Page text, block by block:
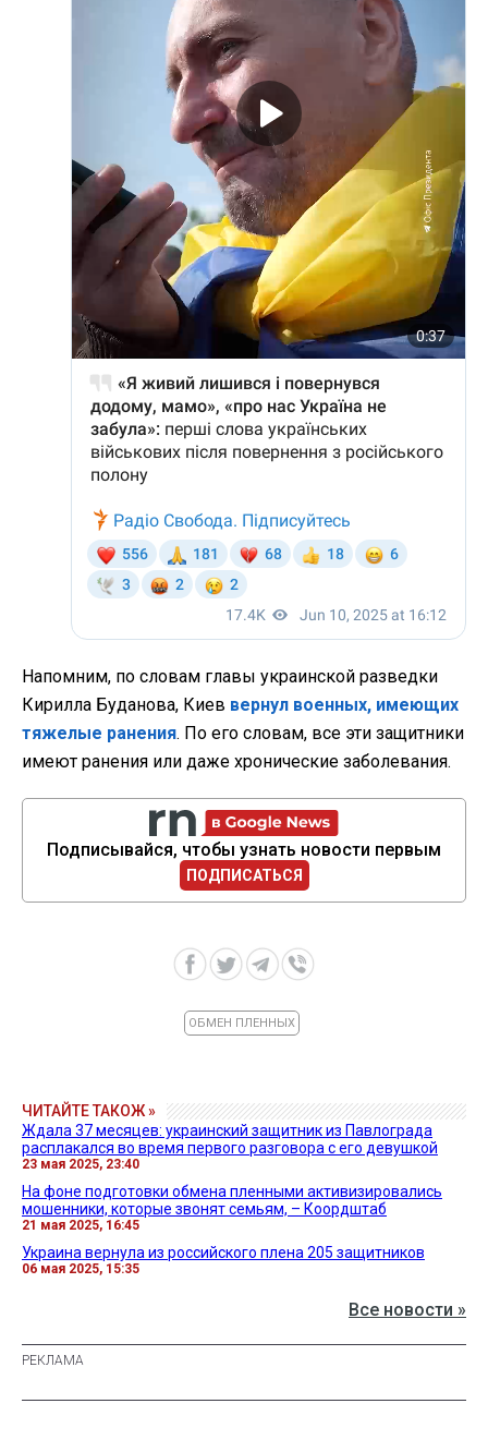
Напомним, по словам главы украинской разведки
Кирилла Буданова, Киев вернул военных, имеющих
тяжелые ранения. По его словам, все эти защитники
имеют ранения или даже хронические заболевания.
Подписывайся, чтобы узнать новости первым
ПОДПИСАТЬСЯ
ОБМЕН ПЛЕННЫХ
ЧИТАЙТЕ ТАКОЖ »
Ждала 37 месяцев: украинский защитник из Павлограда
расплакался во время первого разговора с его девушкой
23 мая 2025, 23:40
На фоне подготовки обмена пленными активизировались
мошенники, которые звонят семьям, – Коордштаб
21 мая 2025, 16:45
Украина вернула из российского плена 205 защитников
06 мая 2025, 15:35
Все новости »